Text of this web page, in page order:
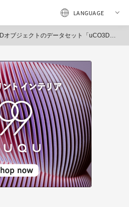
ータセット「uCO3D」公開！ 3Dモデル生成AIなどに活用できるアノテーション付き高品質オブジェクトコレクション